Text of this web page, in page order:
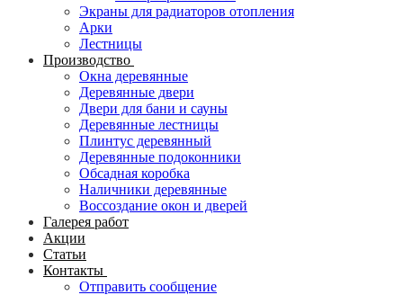
Экраны для радиаторов отопления
Арки
Лестницы
Производство
Окна деревянные
Деревянные двери
Двери для бани и сауны
Деревянные лестницы
Плинтус деревянный
Деревянные подоконники
Обсадная коробка
Наличники деревянные
Воссоздание окон и дверей
Галерея работ
Акции
Статьи
Контакты
Отправить сообщение